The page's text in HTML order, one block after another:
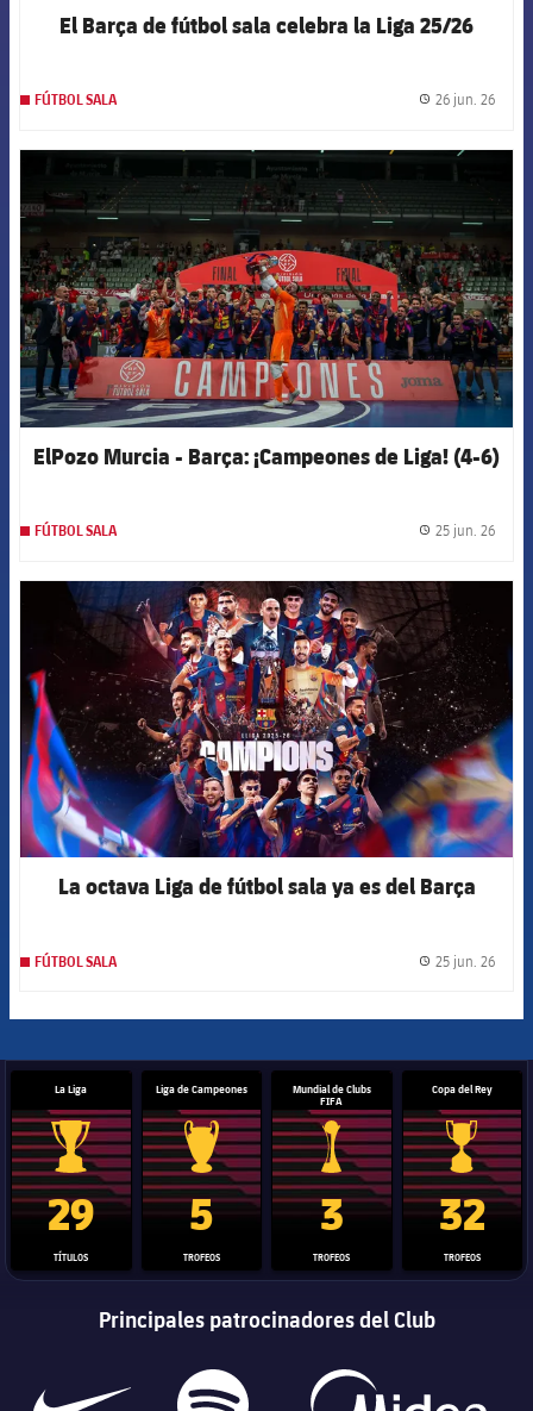
El Barça de fútbol sala celebra la Liga 25/26
FÚTBOL SALA 26 jun. 26
FCB Barcelona badge
ElPozo Murcia - Barça: ¡Campeones de Liga! (4-6)
FÚTBOL SALA 25 jun. 26
FCB Barcelona badge
La octava Liga de fútbol sala ya es del Barça
FÚTBOL SALA 25 jun. 26
La Liga
Trofeo de La Liga
29
TÍTULOS
Liga de Campeones
Trofeo de la Liga de Campeones
5
TROFEOS
Mundial de Clubs
FIFA
Trofeo del Mundial de
3
TROFEOS
Copa del Rey
Copa del
32
TROFEOS
Principales patrocinadores del Club